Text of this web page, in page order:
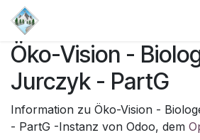
Zum Inhalt springen
Öko-Vision -
Jurczyk - PartG
Information zu Öko-Vision -
- PartG -Instanz von Odoo, dem